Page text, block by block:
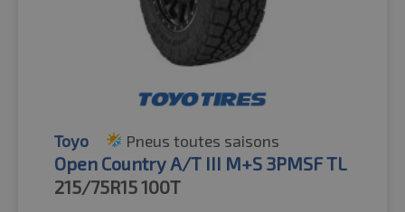
Toyo Pneus toutes saisons
Open Country A/T III M+S 3PMSF TL
215/75R15100T